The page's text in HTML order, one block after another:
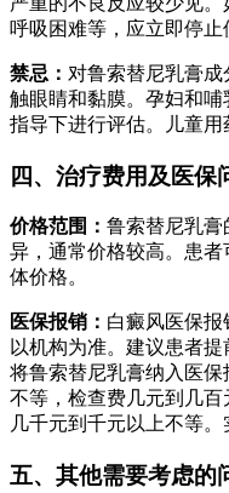
呼吸困难等，应立即停止
禁忌： 对鲁索替尼乳膏
触眼睛和黏膜。孕妇和
指导下进行评估。儿童用
四、治疗费用及医保
价格范围： 鲁索替尼乳膏
异，通常价格较高。患
体价格。
医保报销： 白癜风医保
以机构为准。建议患者
将鲁索替尼乳膏纳入医
不等，检查费几元到几
几千元到千元以上不等。
五、其他需要考虑的